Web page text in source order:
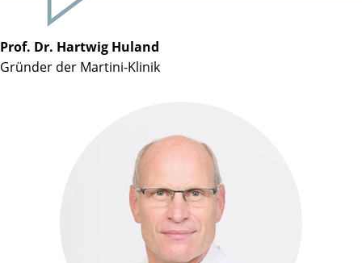
Prof. Dr. Hartwig Huland
Gründer der Martini-Klinik